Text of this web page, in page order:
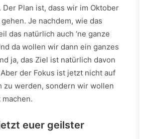
Der Plan ist, dass wir im Oktober
Je nachdem, wie das
das natürlich auch ‘ne ganze
da wollen wir dann ein ganzes
ja, das Ziel ist natürlich davon
der Fokus ist jetzt nicht auf
zu werden, sondern wir wollen
euer geilster